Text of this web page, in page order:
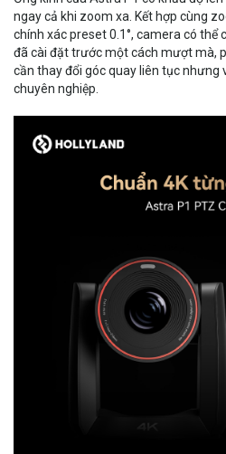
ngay cả khi zoom xa. Kết hợp cùng
chính xác preset 0.1°, camera có thể
đã cài đặt trước một cách mượt mà,
cần thay đổi góc quay liên tục nhưng
chuyên nghiệp.